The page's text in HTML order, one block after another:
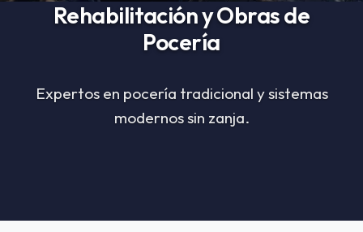
Rehabilitación y Obras de
Pocería
Expertos en pocería tradicional y sistemas
modernos sin zanja.